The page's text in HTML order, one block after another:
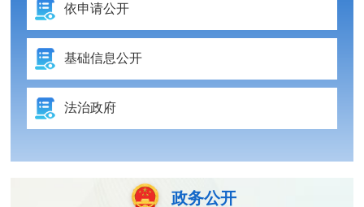
依申请公开
基础信息公开
法治政府
政务公开